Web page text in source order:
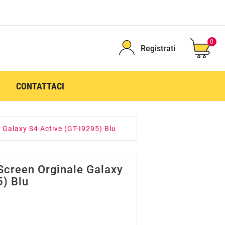
Registrati
0
CONTATTACI
S4 Active (GT-I9295) Blu
Orginale Galaxy
Blu